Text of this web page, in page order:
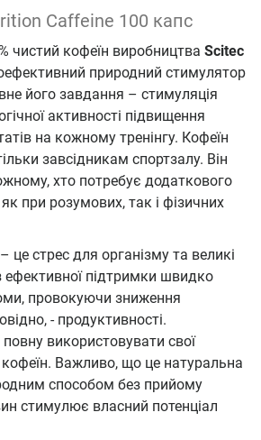
Caffeine 100 капс
чистий кофеїн виробництва Scitec
природний стимулятор
його завдання – стимуляція
активності підвищення
на кожному тренінгу. Кофеїн
завсідникам спортзалу. Він
хто потребує додаткового
при розумових, так і фізичних
це стрес для організму та великі
ефективної підтримки швидко
провокуючи зниження
- продуктивності.
використовувати свої
Важливо, що це натуральна
способом без прийому
стимулює власний потенціал